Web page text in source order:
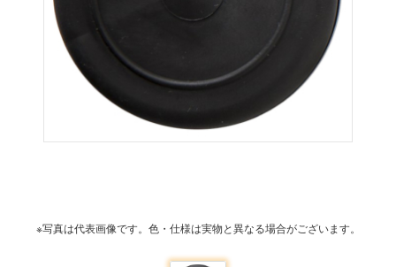
※写真は代表画像です。色・仕様は実物と異なる場合がございます。